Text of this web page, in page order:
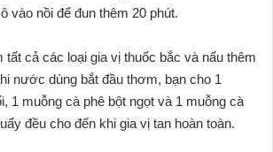
vào nồi để đun thêm 20 phút.
tất cả các loại gia vị thuốc bắc và nấu thêm
nước dùng bắt đầu thơm, bạn cho 1
1 muỗng cà phê bột ngọt và 1 muỗng cà
đều cho đến khi gia vị tan hoàn toàn.